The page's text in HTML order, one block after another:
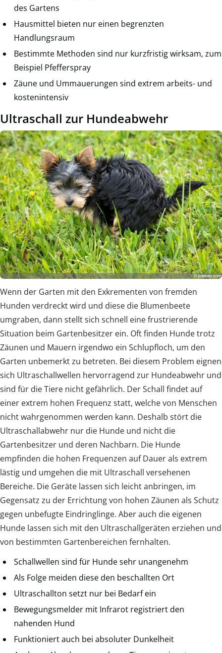
des Gartens
Hausmittel bieten nur einen begrenzten
Handlungsraum
Bestimmte Methoden sind nur kurzfristig wirksam, zum
Beispiel Pfefferspray
Zäune und Ummauerungen sind extrem arbeits- und
kostenintensiv
Ultraschall zur Hundeabwehr
Wenn der Garten mit den Exkrementen von fremden
Hunden verdreckt wird und diese die Blumenbeete
umgraben, dann stellt sich schnell eine frustrierende
Situation beim Gartenbesitzer ein. Oft finden Hunde trotz
Zäunen und Mauern irgendwo ein Schlupfloch, um den
Garten unbemerkt zu betreten. Bei diesem Problem eignen
sich Ultraschallwellen hervorragend zur Hundeabwehr und
sind für die Tiere nicht gefährlich. Der Schall findet auf
einer extrem hohen Frequenz statt, welche von Menschen
nicht wahrgenommen werden kann. Deshalb stört die
Ultraschallabwehr nur die Hunde und nicht die
Gartenbesitzer und deren Nachbarn. Die Hunde
empfinden die hohen Frequenzen auf Dauer als extrem
lästig und umgehen die mit Ultraschall versehenen
Bereiche. Die Geräte lassen sich leicht anbringen, im
Gegensatz zu der Errichtung von hohen Zäunen als Schutz
gegen unbefugte Eindringlinge. Aber auch die eigenen
Hunde lassen sich mit den Ultraschallgeräten erziehen und
von bestimmten Gartenbereichen fernhalten.
Schallwellen sind für Hunde sehr unangenehm
Als Folge meiden diese den beschallten Ort
Ultraschallton setzt nur bei Bedarf ein
Bewegungsmelder mit Infrarot registriert den
nahenden Hund
Funktioniert auch bei absoluter Dunkelheit